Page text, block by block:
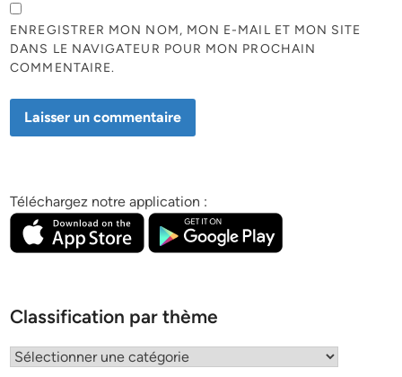
ENREGISTRER MON NOM, MON E-MAIL ET MON SITE
DANS LE NAVIGATEUR POUR MON PROCHAIN
COMMENTAIRE.
Téléchargez notre application :
Classification par thème
Classification